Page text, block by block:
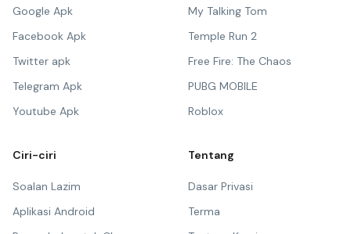
Google Apk
Facebook Apk
Twitter apk
Telegram Apk
Youtube Apk
My Talking Tom
Temple Run 2
Free Fire: The Chaos
PUBG MOBILE
Roblox
Ciri-ciri
Soalan Lazim
Aplikasi Android
Tentang
Dasar Privasi
Terma